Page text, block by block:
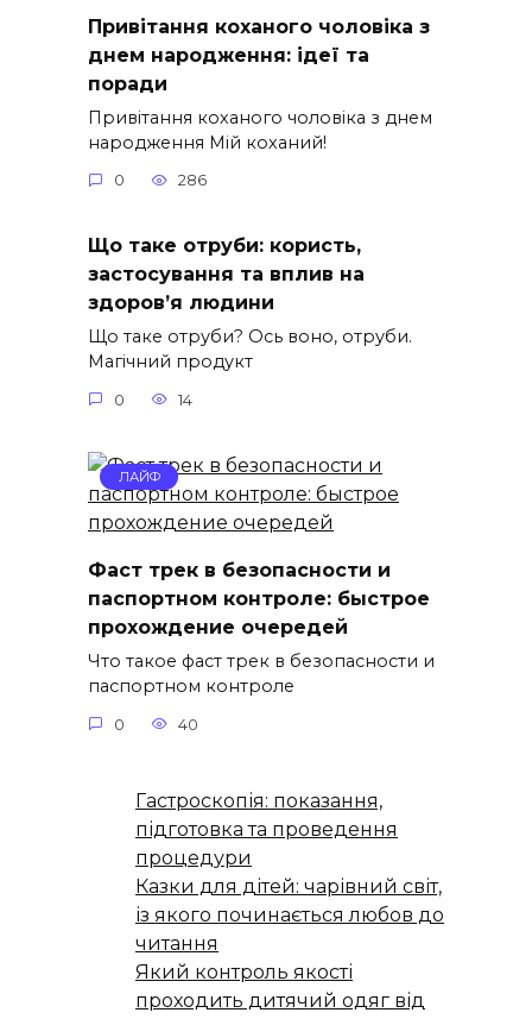
Привітання коханого чоловіка з
днем народження: ідеї та
поради
Привітання коханого чоловіка з днем
народження Мій коханий!
0 286
Що таке отруби: користь,
застосування та вплив на
здоров’я людини
Що таке отруби? Ось воно, отруби.
Магічний продукт
0 14
ЛАЙФ
Фаст трек в безопасности и
паспортном контроле: быстрое
прохождение очередей
Что такое фаст трек в безопасности и
паспортном контроле
0 40
Гастроскопія: показання,
підготовка та проведення
процедури
Казки для дітей: чарівний світ,
із якого починається любов до
читання
Який контроль якості
проходить дитячий одяг від